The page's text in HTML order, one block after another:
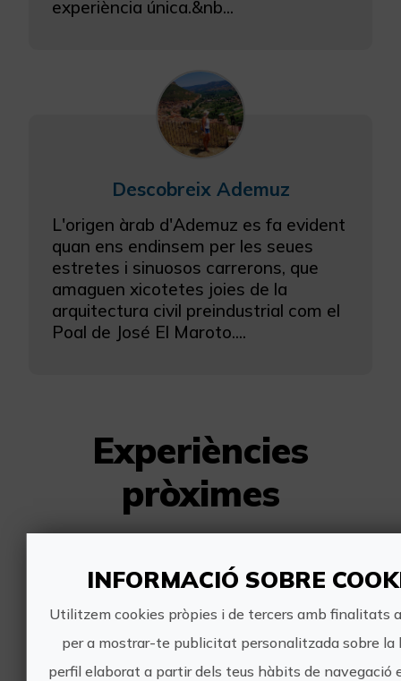
experiència única.&nb...
Descobreix Ademuz
L'origen àrab d'Ademuz es fa evident
quan ens endinsem per les seues
estretes i sinuosos carrerons, que
amaguen xicotetes joies de la
arquitectura civil preindustrial com el
Poal de José El Maroto....
Experiències
pròximes
Dinosaures en el regne del
silenciINFORMACIÓ SOBRE
Utilitzem cookies pròpies i de tercers amb finalitats
per a mostrar-te publicitat personalitzada sobre la
perfil elaborat a partir dels teus hàbits de navegació